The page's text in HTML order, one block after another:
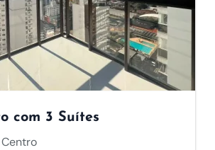
com 3 Suítes